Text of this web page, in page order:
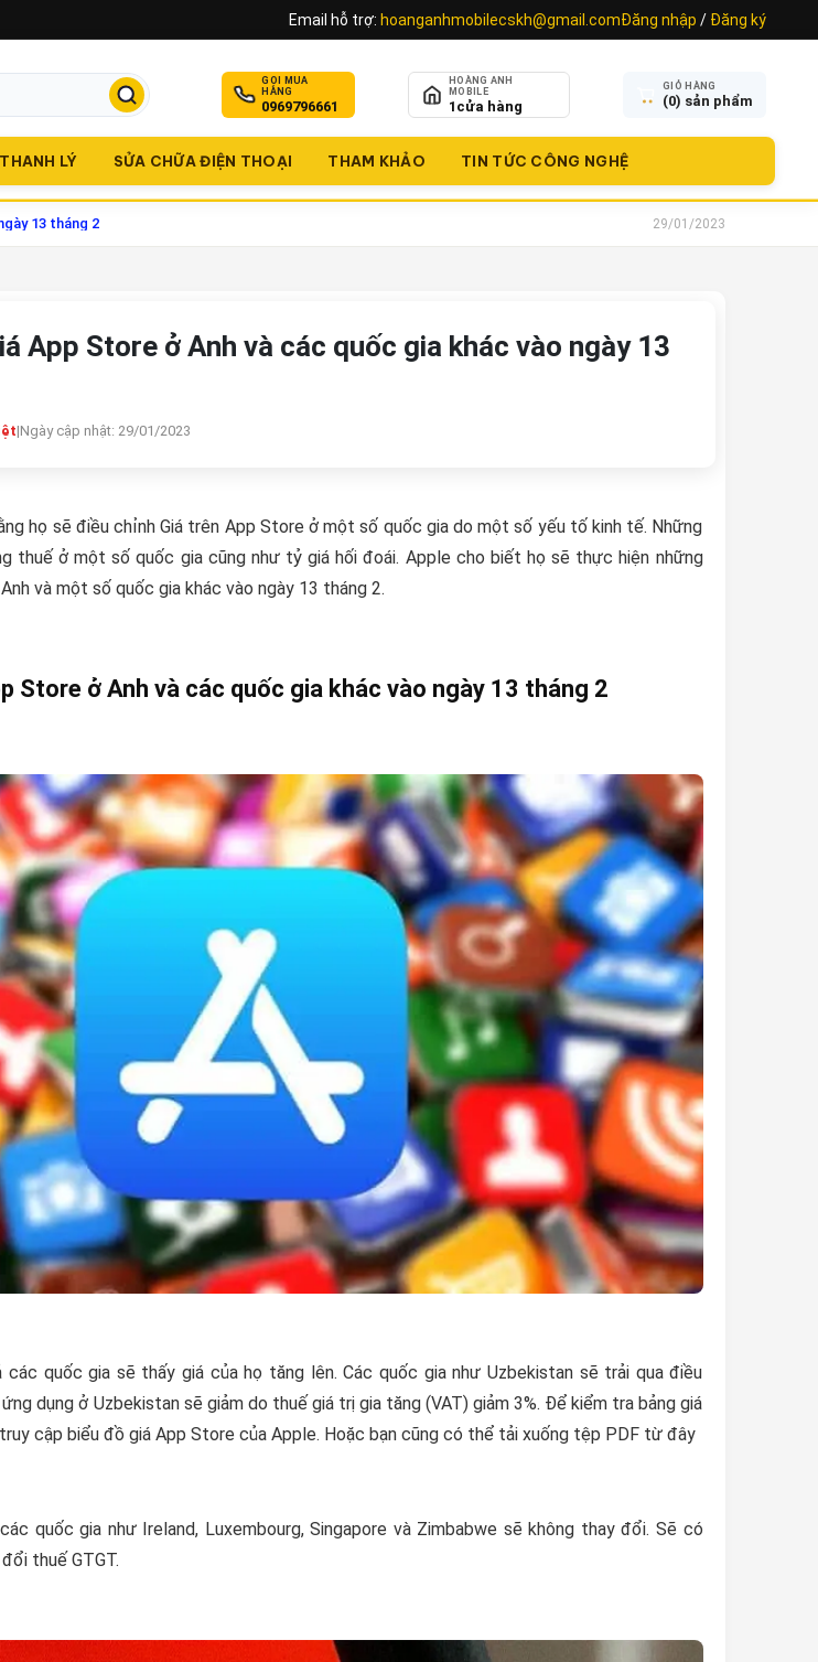
Email hỗ trợ: hoanganhmobilecskh@gmail.comĐăng nhập / Đăng ký
GỌI MUA
HÀNG
0969796661
HOÀNG ANH
MOBILE
1 cửa hàng
GIỎ HÀNG
(0) sản phẩm
LÝ SỬA CHỮA ĐIỆN THOẠI THAM KHẢO TIN TỨC CÔNG NGHỆ
13 tháng 2 29/01/2023
App Store ở Anh và các quốc gia khác vào ngày 13
|Ngày cập nhật: 29/01/2023
họ sẽ điều chỉnh Giá trên App Store ở một số quốc gia do một số yếu tố kinh tế. Những
thuế ở một số quốc gia cũng như tỷ giá hối đoái. Apple cho biết họ sẽ thực hiện những
và một số quốc gia khác vào ngày 13 tháng 2.
Store ở Anh và các quốc gia khác vào ngày 13 tháng 2
các quốc gia sẽ thấy giá của họ tăng lên. Các quốc gia như Uzbekistan sẽ trải qua điều
dụng ở Uzbekistan sẽ giảm do thuế giá trị gia tăng (VAT) giảm 3%. Để kiểm tra bảng giá
cập biểu đồ giá App Store của Apple. Hoặc bạn cũng có thể tải xuống tệp PDF từ đây
quốc gia như Ireland, Luxembourg, Singapore và Zimbabwe sẽ không thay đổi. Sẽ có
thuế GTGT.